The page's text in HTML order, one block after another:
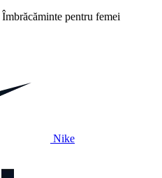
Îmbrăcăminte pentru femei
Nike